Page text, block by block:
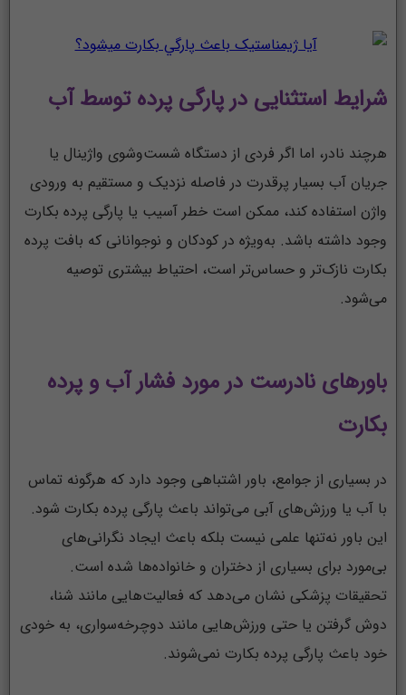
شرایط استثنایی در پارگی پرده توسط آب
هرچند نادر، اما اگر فردی از دستگاه شست‌وشوی واژینال یا
جریان آب بسیار پرقدرت در فاصله نزدیک و مستقیم به ورودی
واژن استفاده کند، ممکن است خطر آسیب یا پارگی پرده بکارت
وجود داشته باشد. به‌ویژه در کودکان و نوجوانانی که بافت پرده
بکارت نازک‌تر و حساس‌تر است، احتیاط بیشتری توصیه
می‌شود.
باورهای نادرست در مورد فشار آب و پرده
بکارت
در بسیاری از جوامع، باور اشتباهی وجود دارد که هرگونه تماس
با آب یا ورزش‌های آبی می‌تواند باعث پارگی پرده بکارت شود.
این باور نه‌تنها علمی نیست بلکه باعث ایجاد نگرانی‌های
بی‌مورد برای بسیاری از دختران و خانواده‌ها شده است.
تحقیقات پزشکی نشان می‌دهد که فعالیت‌هایی مانند شنا،
دوش گرفتن یا حتی ورزش‌هایی مانند دوچرخه‌سواری، به خودی
خود باعث پارگی پرده بکارت نمی‌شوند.